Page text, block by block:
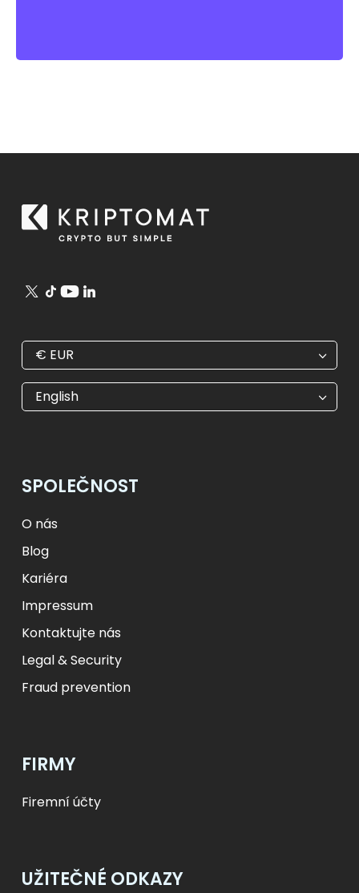
€ EUR
€ EUR
$ USD
ft HUF
zł PLN
₺ TRY
English
SPOLEČNOST
O nás
Blog
Kariéra
Impressum
Kontaktujte nás
Legal & Security
Fraud prevention
FIRMY
Firemní účty
UŽITEČNÉ ODKAZY